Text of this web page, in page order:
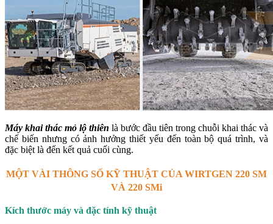
Máy khai thác mỏ lộ thiên là bước đầu tiên trong chuỗi khai thác và
chế biến nhưng có ảnh hưởng thiết yếu đến toàn bộ quá trình, và
đặc biệt là đến kết quả cuối cùng.
MỘT VÀI THÔNG SỐ KỸ THUẬT CỦA WIRTGEN 220 SM
VÀ 220 SMi
Kích thước máy và đặc tính kỹ thuật